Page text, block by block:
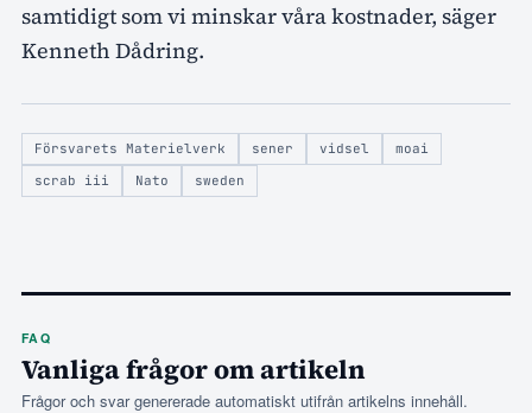
samtidigt som vi minskar våra kostnader, säger
Kenneth Dådring.
Försvarets Materielverk sener vidsel
moai
scrab iii
Nato sweden
FAQ
Vanliga frågor om artikeln
Frågor och svar genererade automatiskt utifrån artikelns innehåll.